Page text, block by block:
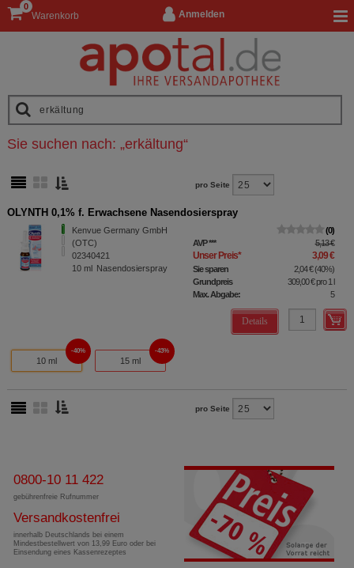
Anmelden
Warenkorb
0
Sie suchen nach: „erkältung“
pro Seite
OLYNTH 0,1% f. Erwachsene Nasendosierspray
Kenvue Germany GmbH
(OTC)
02340421
10 ml Nasendosierspray
0
AVP*** 5,13 €
Unser Preis* 3,09 €
Sie sparen 2,04 €(40%)
Grundpreis
309,00 €pro 1 l
Max. Abgabe:
5
Details
10 ml
40%
15 ml
43%
pro Seite
0800-10 11 422
gebührenfreie Rufnummer
Versandkostenfrei
innerhalb Deutschlands bei einem
Mindestbestellwert von 13,99 Euro oder bei
Einsendung eines Kassenrezeptes